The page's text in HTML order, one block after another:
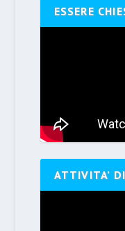
ESSERE
ATTIVITA’